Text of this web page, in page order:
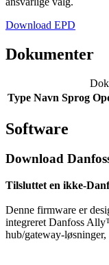
Download EPD
Dokumenter
Type Navn Sprog
Software
Download
Tilsluttet en ikke-
Denne firmware er
integreret Danfoss
hub/gateway-